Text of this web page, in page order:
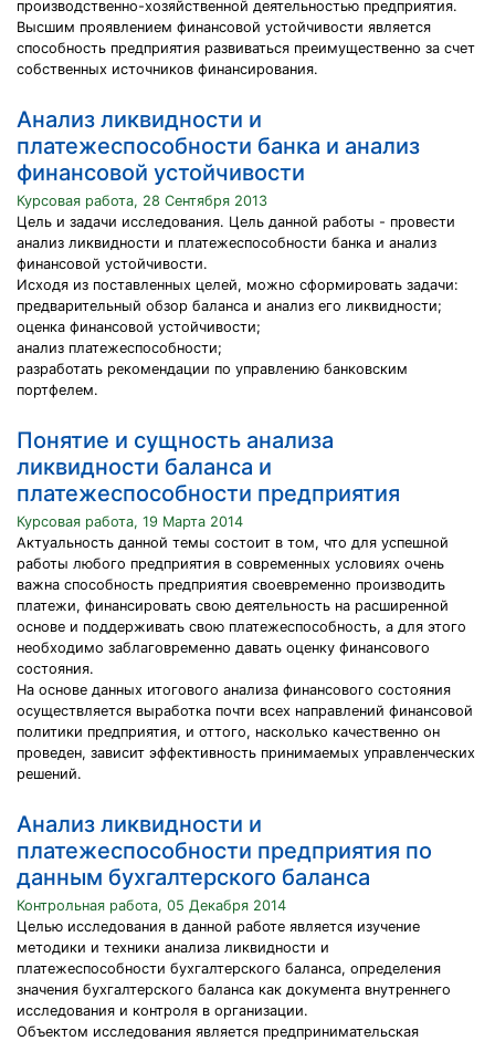
производственно-хозяйственной деятельностью предприятия.
Высшим проявлением финансовой устойчивости является
способность предприятия развиваться преимущественно за счет
собственных источников финансирования.
Анализ ликвидности и
платежеспособности банка и анализ
финансовой устойчивости
Курсовая работа, 28 Сентября 2013
Цель и задачи исследования. Цель данной работы - провести
анализ ликвидности и платежеспособности банка и анализ
финансовой устойчивости.
Исходя из поставленных целей, можно сформировать задачи:
предварительный обзор баланса и анализ его ликвидности;
оценка финансовой устойчивости;
анализ платежеспособности;
разработать рекомендации по управлению банковским
портфелем.
Понятие и сущность анализа
ликвидности баланса и
платежеспособности предприятия
Курсовая работа, 19 Марта 2014
Актуальность данной темы состоит в том, что для успешной
работы любого предприятия в современных условиях очень
важна способность предприятия своевременно производить
платежи, финансировать свою деятельность на расширенной
основе и поддерживать свою платежеспособность, а для этого
необходимо заблаговременно давать оценку финансового
состояния.
На основе данных итогового анализа финансового состояния
осуществляется выработка почти всех направлений финансовой
политики предприятия, и оттого, насколько качественно он
проведен, зависит эффективность принимаемых управленческих
решений.
Анализ ликвидности и
платежеспособности предприятия по
данным бухгалтерского баланса
Контрольная работа, 05 Декабря 2014
Целью исследования в данной работе является изучение
методики и техники анализа ликвидности и
платежеспособности бухгалтерского баланса, определения
значения бухгалтерского баланса как документа внутреннего
исследования и контроля в организации.
Объектом исследования является предпринимательская